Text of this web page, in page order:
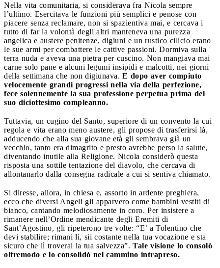
Nella vita comunitaria, si considerava fra Nicola sempre
l’ultimo. Esercitava le funzioni più semplici e penose con
piacere senza reclamare, non si spazientiva mai, e cercava i
tutto di far la volontà degli altri manteneva una purezza
angelica e austere penitenze, digiuni e un rustico cilicio erano
le sue armi per combattere le cattive passioni. Dormiva sulla
terra nuda e aveva una pietra per cuscino. Non mangiava mai
carne solo pane e alcuni legumi insipidi e malcotti, nei giorni
della settimana che non digiunava. E dopo aver compiuto
velocemente grandi progressi nella via della perfezione,
fece solennemente la sua professione perpetua prima del
suo diciottesimo compleanno.
Tuttavia, un cugino del Santo, superiore di un convento la cui
regola e vita erano meno austere, gli propose di trasferirsi là,
adducendo che alla sua giovane età gli sembrava già un
vecchio, tanto era dimagrito e presto avrebbe perso la salute,
diventando inutile alla Religione. Nicola considerò questa
risposta una sottile tentazione del diavolo, che cercava di
allontanarlo dalla consegna radicale a cui si sentiva chiamato.
Si diresse, allora, in chiesa e, assorto in ardente preghiera,
ecco che diversi Angeli gli apparvero come bambini vestiti di
bianco, cantando melodiosamente in coro. Per insistere a
rimanere nell’Ordine mendicante degli Eremiti di
Sant’Agostino, gli ripeterono tre volte: “E’ a Tolentino che
devi stabilire; rimani lì, sii costante nella tua vocazione e sta
sicuro che lì troverai la tua salvezza”. Tale visione lo consolò
oltremodo e lo consolidò nel cammino intrapreso.